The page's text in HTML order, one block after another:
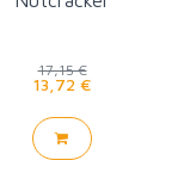
17,15 €
13,72 €